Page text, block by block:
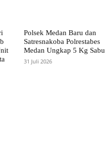
Polsek Medan Baru dan
Satresnakoba Polrestabes
Medan Ungkap 5 Kg Sabu
31 Juli 2026